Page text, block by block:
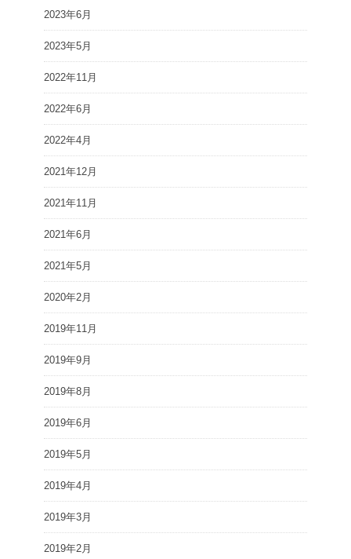
2023年6月
2023年5月
2022年11月
2022年6月
2022年4月
2021年12月
2021年11月
2021年6月
2021年5月
2020年2月
2019年11月
2019年9月
2019年8月
2019年6月
2019年5月
2019年4月
2019年3月
2019年2月